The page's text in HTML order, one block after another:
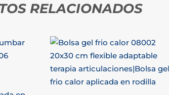
RELACIONADOS